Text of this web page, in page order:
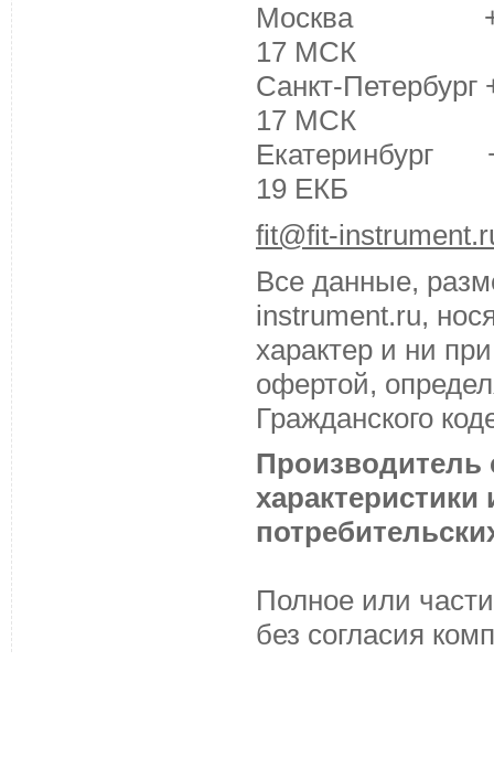
Москва +7
17 МСК
Санкт-
17 МСК
Екатеринбург
19 ЕКБ
fit@fit-
Все данные,
instrument.ru,
характер и ни
офертой,
Гражданского
Производитель
Полное или
без согласия